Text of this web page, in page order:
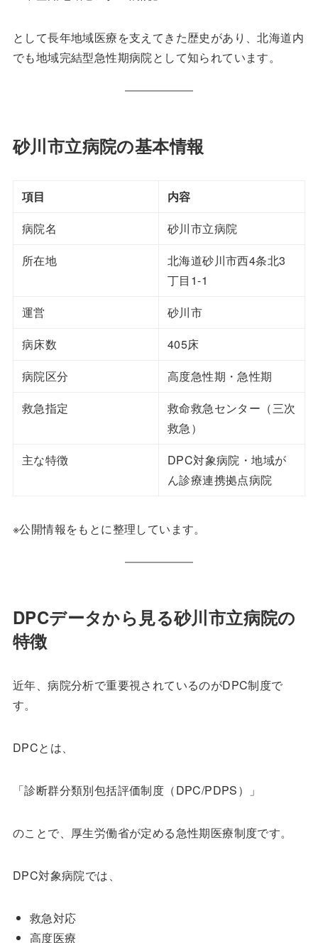
として長年地域医療を支えてきた歴史があり、北海道内
でも地域完結型急性期病院として知られています。
砂川市立病院の基本情報
項目
内容
病院名
砂川市立病院
所在地
北海道砂川市西4条北3
丁目1-1
運営
砂川市
病床数
405床
病院区分
高度急性期・急性期
救急指定
救命救急センター（三次
救急）
主な特徴
DPC対象病院・地域が
ん診療連携拠点病院
※公開情報をもとに整理しています。
DPCデータから見る砂川市立病院の
特徴
近年、病院分析で重要視されているのがDPC制度で
す。
DPCとは、
「診断群分類別包括評価制度（DPC/PDPS）」
のことで、厚生労働省が定める急性期医療制度です。
DPC対象病院では、
救急対応
高度医療